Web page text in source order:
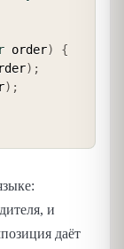
order)
{
) ;
) ;
и
даёт